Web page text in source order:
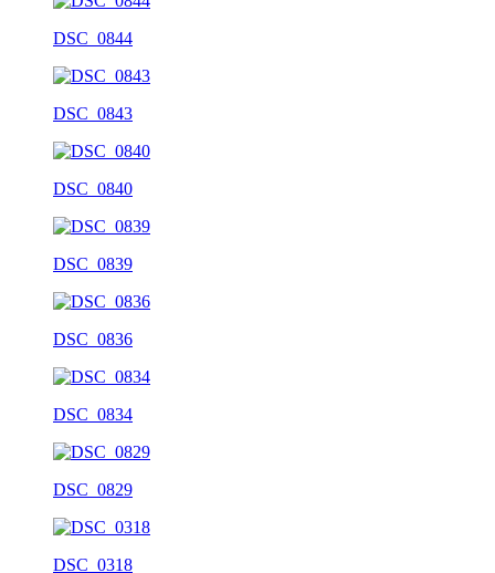
DSC_0844
DSC_0843
DSC_0840
DSC_0839
DSC_0836
DSC_0834
DSC_0829
DSC_0318